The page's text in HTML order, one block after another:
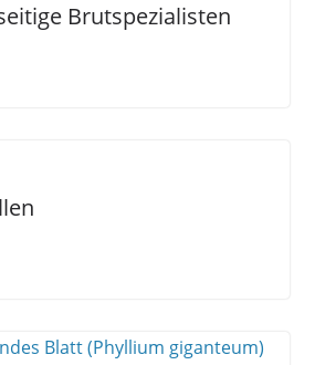
Brutspezialisten